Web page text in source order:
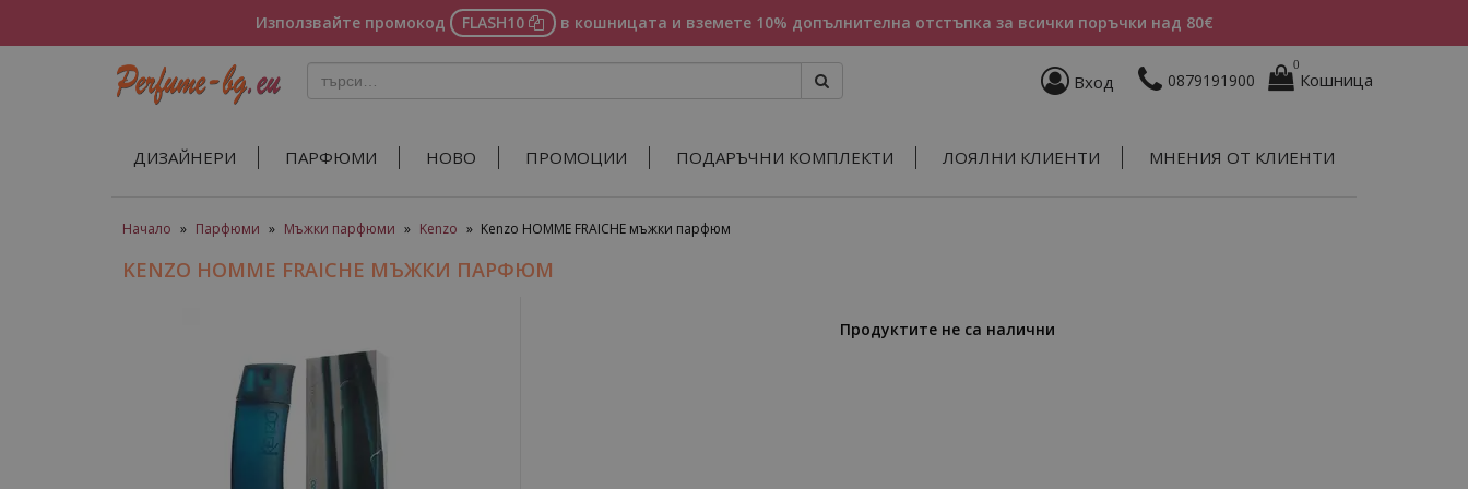
Използвайте промокод FLASH10 в кошницата и вземете 10% допълнителна отстъпка за всички поръчки над 80€
Вход 0879191900
0
Кошница
ДИЗАЙНЕРИ ПАРФЮМИ НОВО ПРОМОЦИИ ПОДАРЪЧНИ КОМПЛЕКТИ ЛОЯЛНИ КЛИЕНТИ МНЕНИЯ ОТ КЛИЕНТИ
Начало » Парфюми » Мъжки парфюми » Kenzo » Kenzo HOMME FRAICHE мъжки парфюм
KENZO HOMME FRAICHE МЪЖКИ ПАРФЮМ
Продуктите не са налични